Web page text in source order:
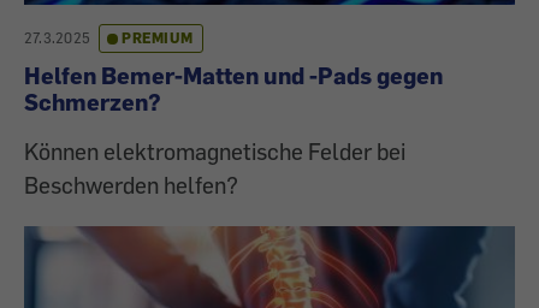
27.3.2025 PREMIUM
Helfen Bemer-Matten und -Pads gegen
Schmerzen?
Können elektromagnetische Felder bei
Beschwerden helfen?